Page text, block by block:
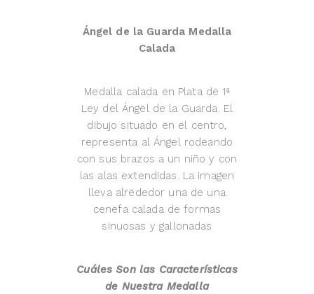
Ángel de la Guarda Medalla
Calada
Medalla calada en Plata de 1ª
Ley del Ángel de la Guarda. El
dibujo situado en el centro,
representa al Ángel rodeando
con sus brazos a un niño y con
las alas extendidas. La imagen
lleva alrededor una de una
cenefa calada de formas
sinuosas y gallonadas
Cuáles Son las Características
de Nuestra Medalla